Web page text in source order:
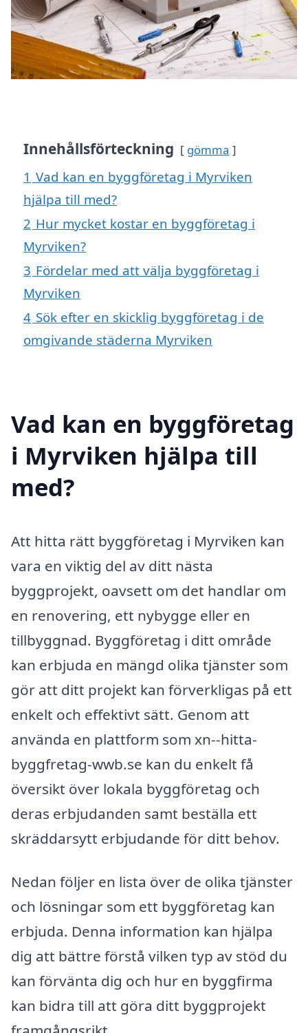
Innehållsförteckning gömma
1 Vad kan en byggföretag i Myrviken
hjälpa till med?
2 Hur mycket kostar en byggföretag i
Myrviken?
3 Fördelar med att välja byggföretag i
Myrviken
4 Sök efter en skicklig byggföretag i de
omgivande städerna Myrviken
Vad kan en byggföretag
i Myrviken hjälpa till
med?
Att hitta rätt byggföretag i Myrviken kan
vara en viktig del av ditt nästa
byggprojekt, oavsett om det handlar om
en renovering, ett nybygge eller en
tillbyggnad. Byggföretag i ditt område
kan erbjuda en mängd olika tjänster som
gör att ditt projekt kan förverkligas på ett
enkelt och effektivt sätt. Genom att
använda en plattform som xn--hitta-
byggfretag-wwb.se kan du enkelt få
översikt över lokala byggföretag och
deras erbjudanden samt beställa ett
skräddarsytt erbjudande för ditt behov.
Nedan följer en lista över de olika tjänster
och lösningar som ett byggföretag kan
erbjuda. Denna information kan hjälpa
dig att bättre förstå vilken typ av stöd du
kan förvänta dig och hur en byggfirma
kan bidra till att göra ditt byggprojekt